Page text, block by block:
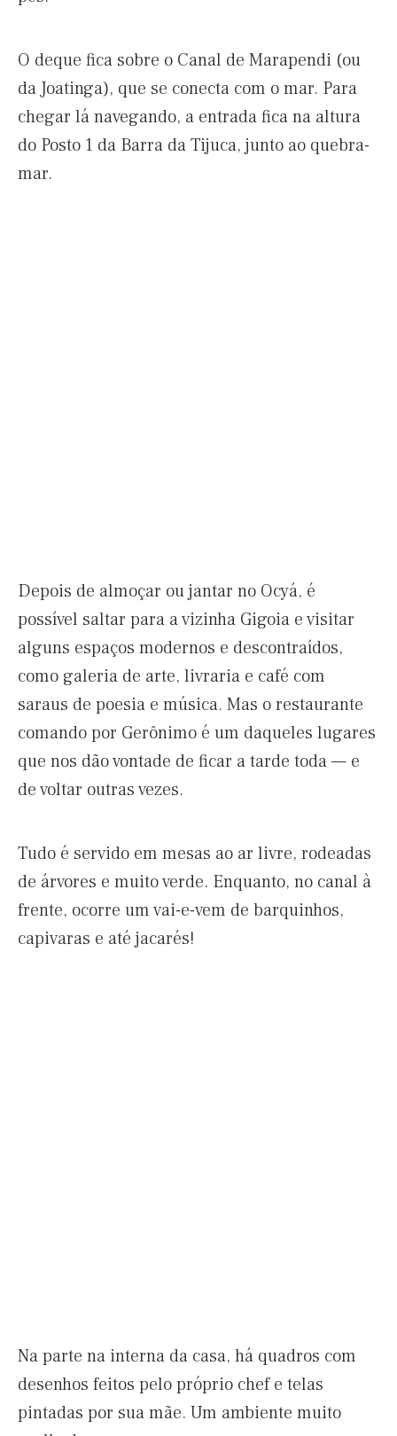
O deque fica sobre o Canal de Marapendi (ou
da Joatinga), que se conecta com o mar. Para
chegar lá navegando, a entrada fica na altura
do Posto 1 da Barra da Tijuca, junto ao quebra-
mar.
Depois de almoçar ou jantar no Ocyá, é
possível saltar para a vizinha Gigoia e visitar
alguns espaços modernos e descontraídos,
como galeria de arte, livraria e café com
saraus de poesia e música. Mas o restaurante
comando por Gerônimo é um daqueles lugares
que nos dão vontade de ficar a tarde toda — e
de voltar outras vezes.
Tudo é servido em mesas ao ar livre, rodeadas
de árvores e muito verde. Enquanto, no canal à
frente, ocorre um vai-e-vem de barquinhos,
capivaras e até jacarés!
Na parte na interna da casa, há quadros com
desenhos feitos pelo próprio chef e telas
pintadas por sua mãe. Um ambiente muito